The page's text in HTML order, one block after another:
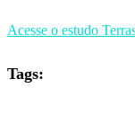
Acesse o estudo
Tags: